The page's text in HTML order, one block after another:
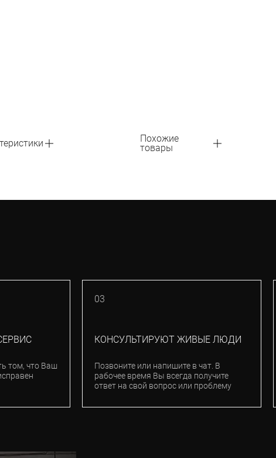
Похожие
товары
том, что Ваш
03
КОНСУЛЬТИРУЮТ ЖИВЫЕ ЛЮДИ
Позвоните или напишите в чат. В
рабочее время Вы всегда получите
ответ на свой вопрос или проблему